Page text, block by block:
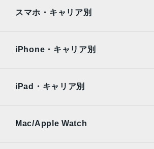
AQUOS
OPPO Android
Surface
Xiaomi Tablet
スマホ・キャリア別
Ymobile
UQmobile
iPhone・キャリア別
Ymobile
UQmobile
iPad・キャリア別
Mac/Apple Watch